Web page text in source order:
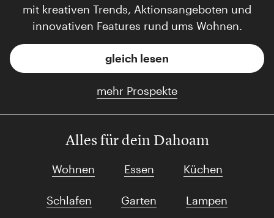
mit kreativen Trends, Aktionsangeboten und
innovativen Features rund ums Wohnen.
gleich lesen
mehr Prospekte
Alles für dein Dahoam
Wohnen Essen Küchen
Schlafen Garten Lampen